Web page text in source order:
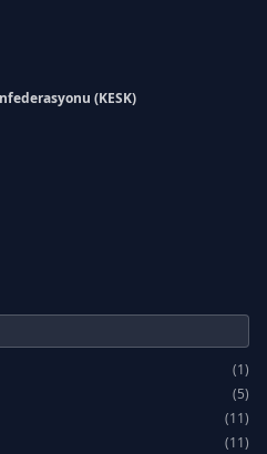
(KESK)
(1)
(5)
(11)
(11)